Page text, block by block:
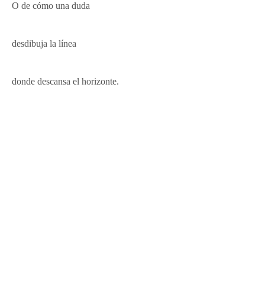
O de cómo una duda
desdibuja la línea
donde descansa el horizonte.